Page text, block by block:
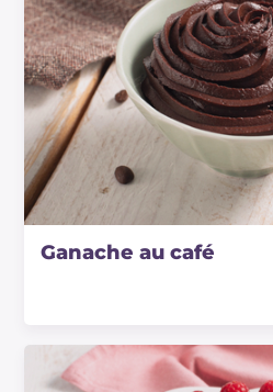
Ganache au café